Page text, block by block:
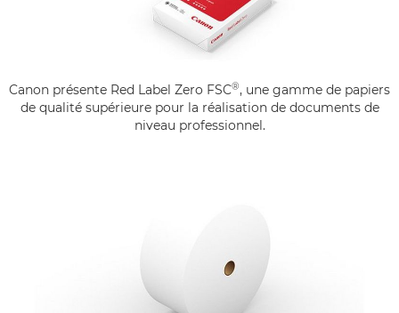
Canon présente Red Label Zero FSC®, une gamme de papiers
de qualité supérieure pour la réalisation de documents de
niveau professionnel.